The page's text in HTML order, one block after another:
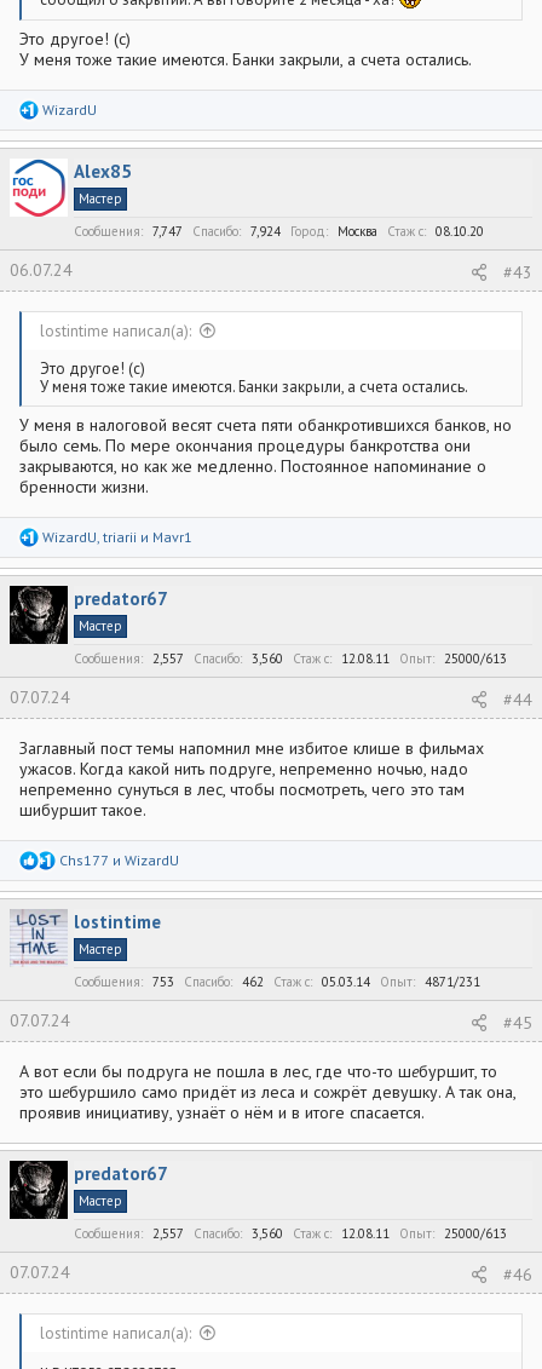
Это другое! (с)
У меня тоже такие имеются. Банки закрыли, а счета остались.
Р
а
к
и
и
WizardU
Alex85
Мастер
Сообщения
7,747 Спасибо 7,924 Город Москва Стаж c 08.10.20
06.07.24 #43
lostintime написал(а):
Это другое! (с)
У меня тоже такие имеются. Банки закрыли, а счета остались.
У меня в налоговой весят счета пяти обанкротившихся банков, но
было семь. По мере окончания процедуры банкротства они
закрываются, но как же медленно. Постоянное напоминание о
бренности жизни.
Р
а
к
ц
и
и
WizardU, triarii и Mavr1
predator67
Мастер
Сообщения
2,557 Спасибо 3,560 Стаж c 12.08.11 Опыт 25000/613
07.07.24 #44
Заглавный пост темы напомнил мне избитое клише в фильмах
ужасов. Когда какой нить подруге, непременно ночью, надо
непременно сунуться в лес, чтобы посмотреть, чего это там
шибуршит такое.
Р
а
к
ц
и
и
Chs177 и WizardU
lostintime
Мастер
Сообщения
753 Спасибо 462 Стаж c 05.03.14 Опыт 4871/231
07.07.24 #45
А вот если бы подруга не пошла в лес, где что-то шебуршит, то
это шебуршило само придёт из леса и сожрёт девушку. А так она,
проявив инициативу, узнаёт о нём и в итоге спасается.
predator67
Мастер
Сообщения
2,557 Спасибо 3,560 Стаж c 12.08.11 Опыт 25000/613
07.07.24 #46
lostintime написал(а):